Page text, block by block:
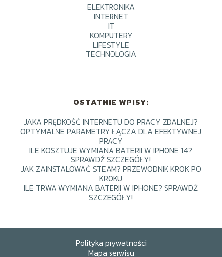
ELEKTRONIKA
INTERNET
IT
KOMPUTERY
LIFESTYLE
TECHNOLOGIA
OSTATNIE WPISY:
JAKA PRĘDKOŚĆ INTERNETU DO PRACY ZDALNEJ?
OPTYMALNE PARAMETRY ŁĄCZA DLA EFEKTYWNEJ
PRACY
ILE KOSZTUJE WYMIANA BATERII W IPHONE 14?
SPRAWDŹ SZCZEGÓŁY!
JAK ZAINSTALOWAĆ STEAM? PRZEWODNIK KROK PO
KROKU
ILE TRWA WYMIANA BATERII W IPHONE? SPRAWDŹ
SZCZEGÓŁY!
Polityka prywatności
Mapa serwisu